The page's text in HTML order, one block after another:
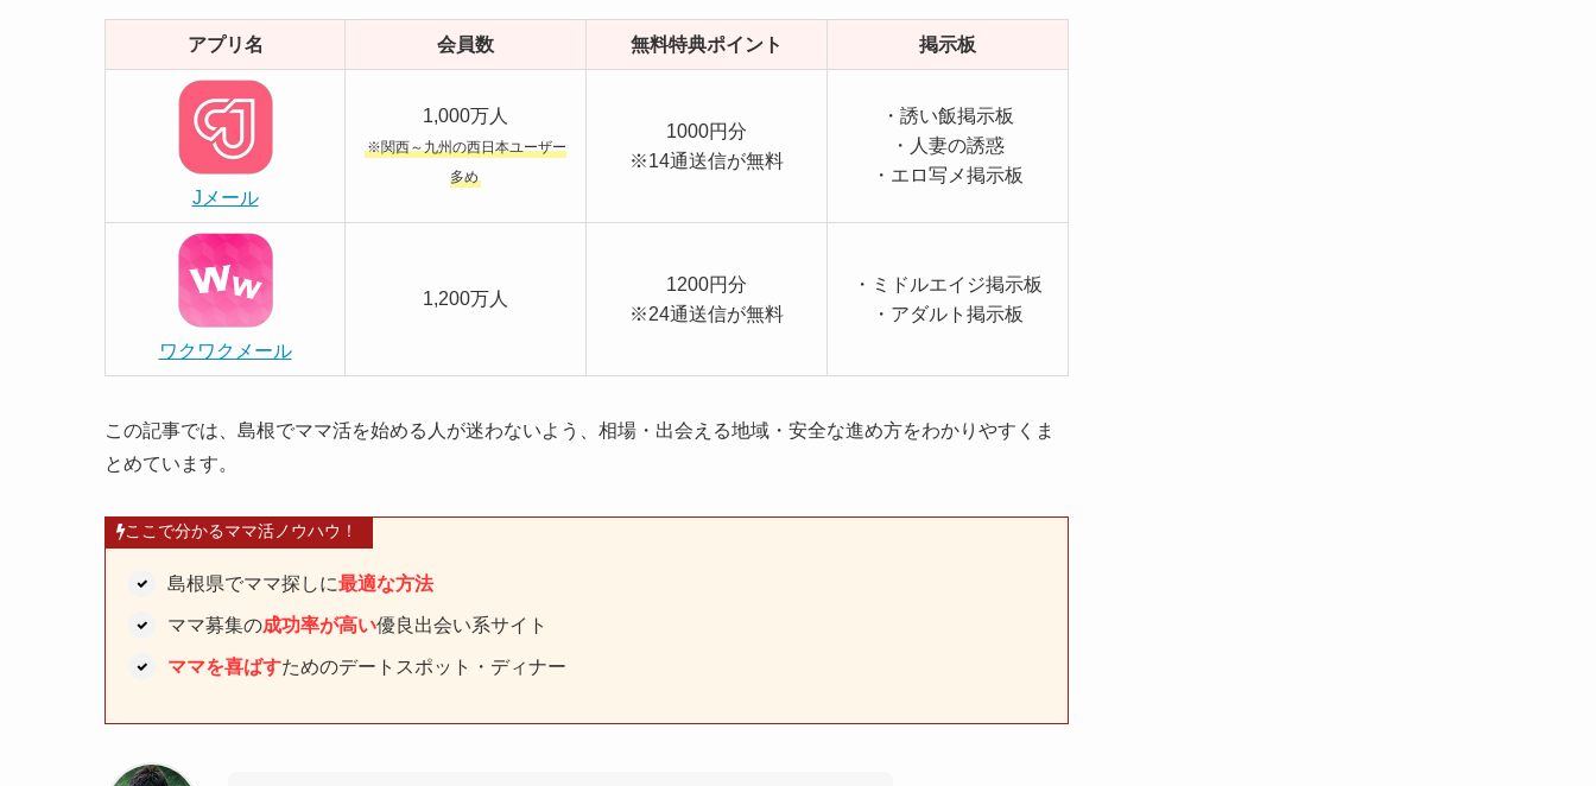
アプリ名 会員数 無料特典ポイント 掲示板
Jメール
1,000万人
※関西～九州の西日本ユーザー
多め
1000円分
※14通送信が無料
・誘い飯掲示板
・人妻の誘惑
・エロ写メ掲示板
ワクワクメール
1,200万人
1200円分
※24通送信が無料
・ミドルエイジ掲示板
・アダルト掲示板
この記事では、島根でママ活を始める人が迷わないよう、相場・出会える地域・安全な進め方をわかりやすくま
とめています。
ここで分かるママ活ノウハウ！
島根県でママ探しに最適な方法
ママ募集の成功率が高い優良出会い系サイト
ママを喜ばすためのデートスポット・ディナー